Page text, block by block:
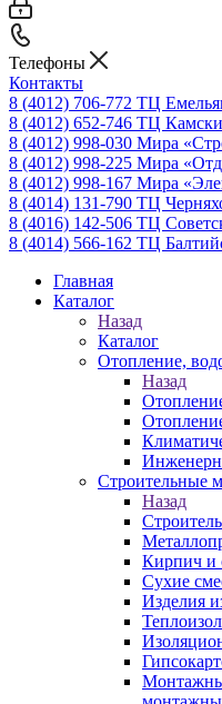
Телефоны
Контакты
8 (4012) 706-772 ТЦ
8 (4012) 652-746 ТЦ
8 (4012) 998-030 Мира
8 (4012) 998-225 Мира
8 (4012) 998-167 Мира
8 (4014) 131-790 ТЦ
8 (4016) 142-506 ТЦ
8 (4014) 566-162 ТЦ
Главная
Каталог
Назад
Каталог
Отопление,
Назад
Строительные
Назад
Кирпич и
Сухие
Изделия